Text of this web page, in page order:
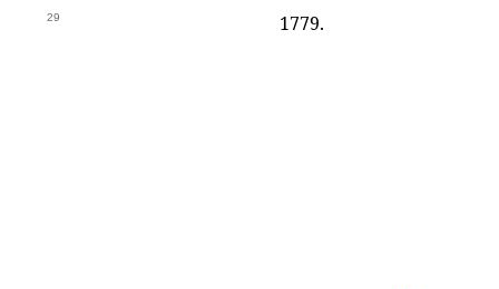
29 1779.